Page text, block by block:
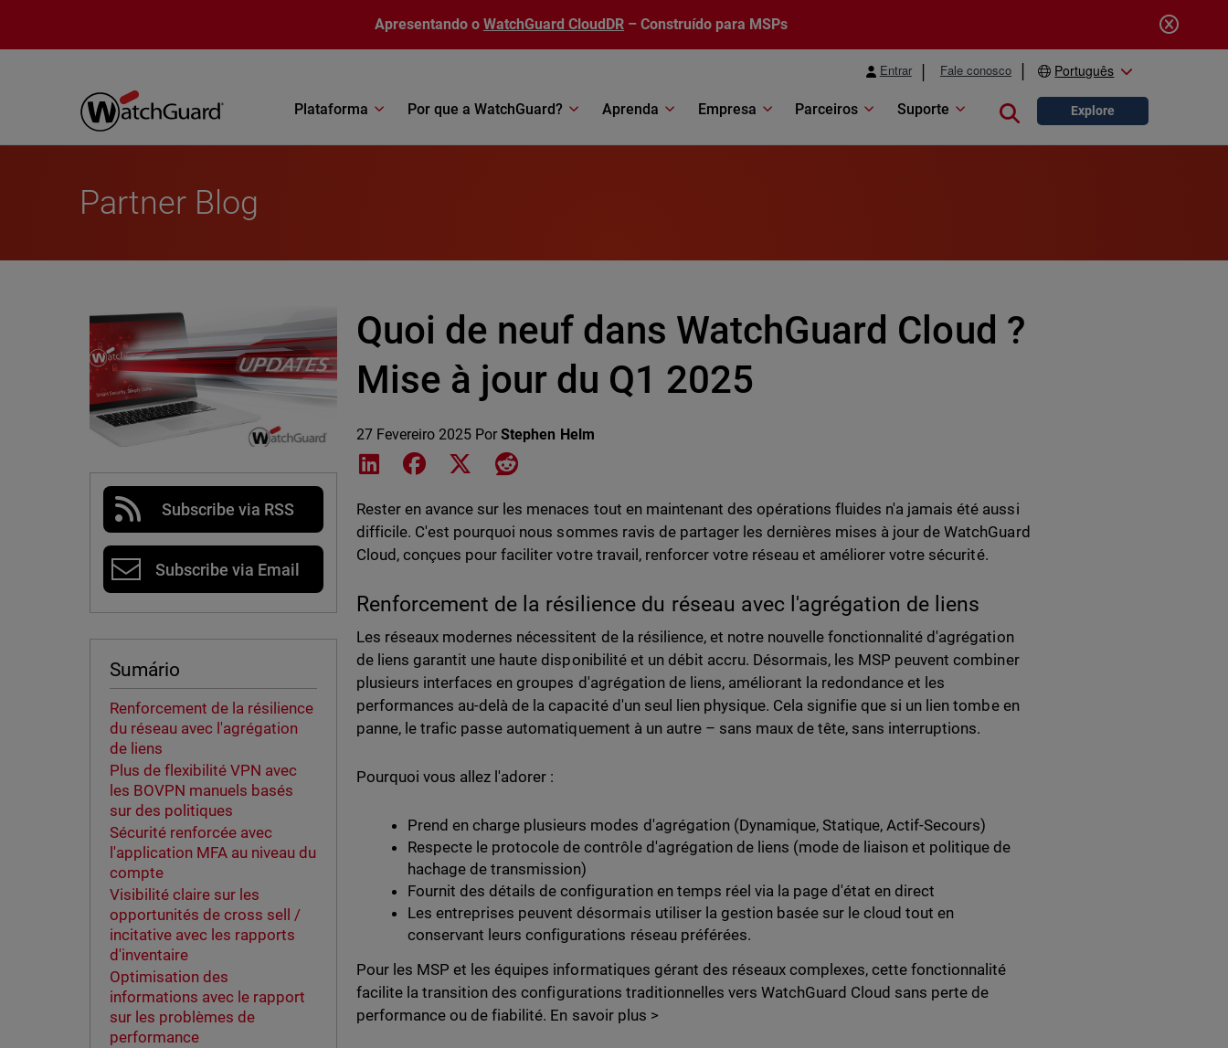
Apresentando o WatchGuard CloudDR – Construído para MSPs
Entrar Fale conosco Português
Plataforma Por que a WatchGuard? Aprenda Empresa Parceiros Suporte Close search
Explore
Partner Blog
Subscribe via RSS
Subscribe via Email
Sumário
Renforcement de la résilience
du réseau avec l'agrégation
de liens
Plus de flexibilité VPN avec
les BOVPN manuels basés
sur des politiques
Sécurité renforcée avec
l'application MFA au niveau du
compte
Visibilité claire sur les
opportunités de cross sell /
incitative avec les rapports
d'inventaire
Optimisation des
informations avec le rapport
sur les problèmes de
performance
Quoi de neuf dans WatchGuard Cloud ?
Mise à jour du Q1 2025
27 Fevereiro 2025 PorStephen Helm
Share on LinkedIn
Share on Facebook
Share on XShare on Reddit
Rester en avance sur les menaces tout en maintenant des opérations fluides n'a jamais été aussi
difficile. C'est pourquoi nous sommes ravis de partager les dernières mises à jour de WatchGuard
Cloud, conçues pour faciliter votre travail, renforcer votre réseau et améliorer votre sécurité.
Renforcement de la résilience du réseau avec l'agrégation de liens
Les réseaux modernes nécessitent de la résilience, et notre nouvelle fonctionnalité d'agrégation
de liens garantit une haute disponibilité et un débit accru. Désormais, les MSP peuvent combiner
plusieurs interfaces en groupes d'agrégation de liens, améliorant la redondance et les
performances au-delà de la capacité d'un seul lien physique. Cela signifie que si un lien tombe en
panne, le trafic passe automatiquement à un autre – sans maux de tête, sans interruptions.
Pourquoi vous allez l'adorer :
Prend en charge plusieurs modes d'agrégation (Dynamique, Statique, Actif-Secours)
Respecte le protocole de contrôle d'agrégation de liens (mode de liaison et politique de
hachage de transmission)
Fournit des détails de configuration en temps réel via la page d'état en direct
Les entreprises peuvent désormais utiliser la gestion basée sur le cloud tout en
conservant leurs configurations réseau préférées.
Pour les MSP et les équipes informatiques gérant des réseaux complexes, cette fonctionnalité
facilite la transition des configurations traditionnelles vers WatchGuard Cloud sans perte de
performance ou de fiabilité. En savoir plus >